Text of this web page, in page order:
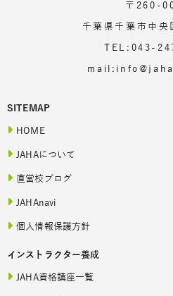
〒260-
千葉県千葉市中
TEL:043-
SITEMAP
HOME
JAHAについて
直営校ブログ
JAHAnavi
個人情報保護方針
インストラクター養成
JAHA資格講座一覧